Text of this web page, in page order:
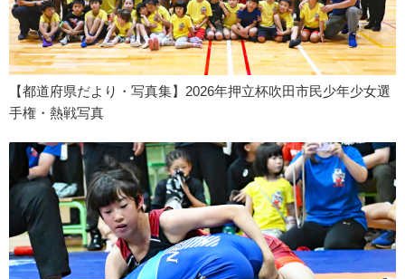
【都道府県だより・写真集】2026年押立杯吹田市民少年少女選
手権・熱戦写真